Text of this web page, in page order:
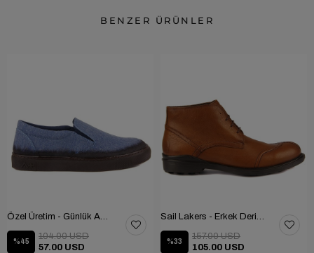
BENZER ÜRÜNLER
%45
57.00 USD
104.00 USD
%33
105.00 USD
157.00 USD